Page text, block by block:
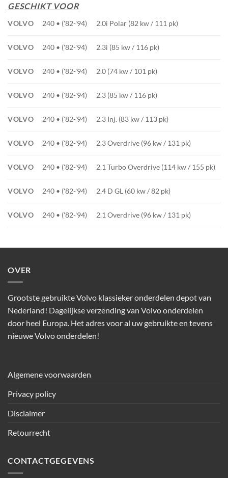
GESCHIKT VOOR
VOLVO 240 • ('82-'94) 2.0i Polar (82 kw / 111 pk)
VOLVO 240 • ('82-'94) 2.3i (85 kw / 116 pk)
VOLVO 240 • ('82-'94) 2.0 (74 kw / 101 pk)
VOLVO 240 • ('82-'94) 2.3 (85 kw / 116 pk)
VOLVO 240 • ('82-'94) 2.3 Inj. (83 kw / 113 pk)
VOLVO 240 • ('82-'94) 2.3 Overdrive (96 kw / 131 pk)
VOLVO 240 • ('82-'94) 2.1 Turbo Overdrive (114 kw / 155 pk)
VOLVO 240 • ('82-'94) 2.4 D GL (60 kw / 82 pk)
VOLVO 240 • ('82-'94) 2.1 Overdrive (96 kw / 131 pk)
OVER
Grootste gebruikte Volvo klassieker onderdelen depot van
Nederland! Dagelijkse verzending van Volvo onderdelen
door heel Europa. Het adres voor al uw gebruikte en tevens
nieuwe Volvo onderdelen!
Algemene voorwaarden
Privacy policy
Disclaimer
Retourrecht
CONTACTGEGEVENS